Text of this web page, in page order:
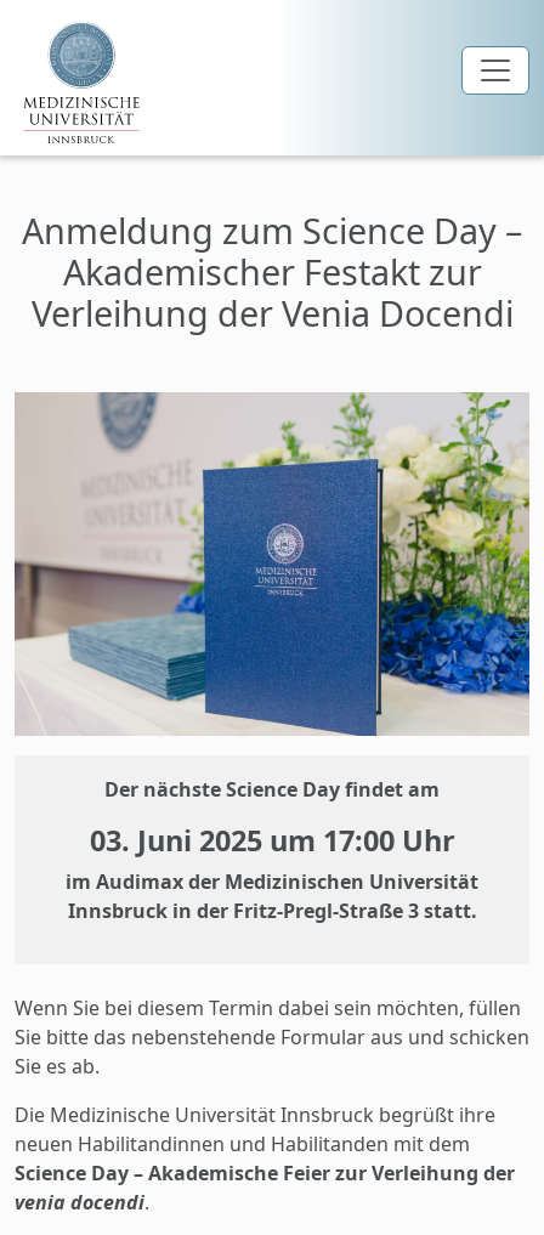
Zum Hauptinhalt springen
Anmeldung zum Science Day –
Akademischer Festakt zur
Verleihung der Venia Docendi
Der nächste Science Day findet am
03. Juni 2025 um 17:00 Uhr
im Audimax der Medizinischen Universität
Innsbruck in der Fritz-Pregl-Straße 3 statt.
Wenn Sie bei diesem Termin dabei sein möchten, füllen
Sie bitte das nebenstehende Formular aus und schicken
Sie es ab.
Die Medizinische Universität Innsbruck begrüßt ihre
neuen Habilitandinnen und Habilitanden mit dem
Science Day – Akademische Feier zur Verleihung der
venia docendi.